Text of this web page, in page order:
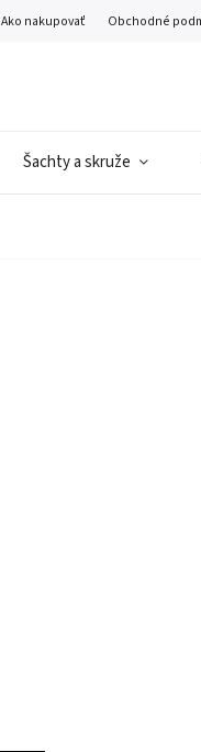
Ako nakupovať Obchodné
Šachty a skruže